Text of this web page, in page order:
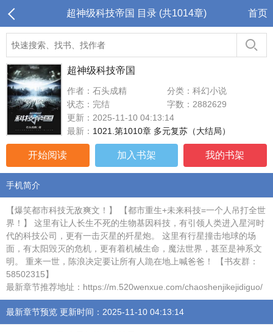
超神级科技帝国 目录 (共1014章) 首页
超神级科技帝国
作者：石头成精
分类：科幻小说
状态：完结
字数：2882629
更新：2025-11-10 04:13:14
最新： 1021.第1010章 多元复苏（大结局）
开始阅读 加入书架 我的书架
手机简介
【爆笑都市科技无敌爽文！】 【都市重生+未来科技=一个人吊打全世
界！】 这里有让人长生不死的生物基因科技，有引领人类进入星河时
代的科技公司，更有一击灭星的歼星炮。 这里有行星撞击地球的场
面，有太阳毁灭的危机，更有着机械生命，魔法世界，甚至是神系文
明。 重来一世，陈浪决定要让所有人跪在地上喊爸爸！ 【书友群：
58502315】
最新章节推荐地址：https://m.520wenxue.com/chaoshenjikejidiguo/
最新章节预览 更新时间：2025-11-10 04:13:14